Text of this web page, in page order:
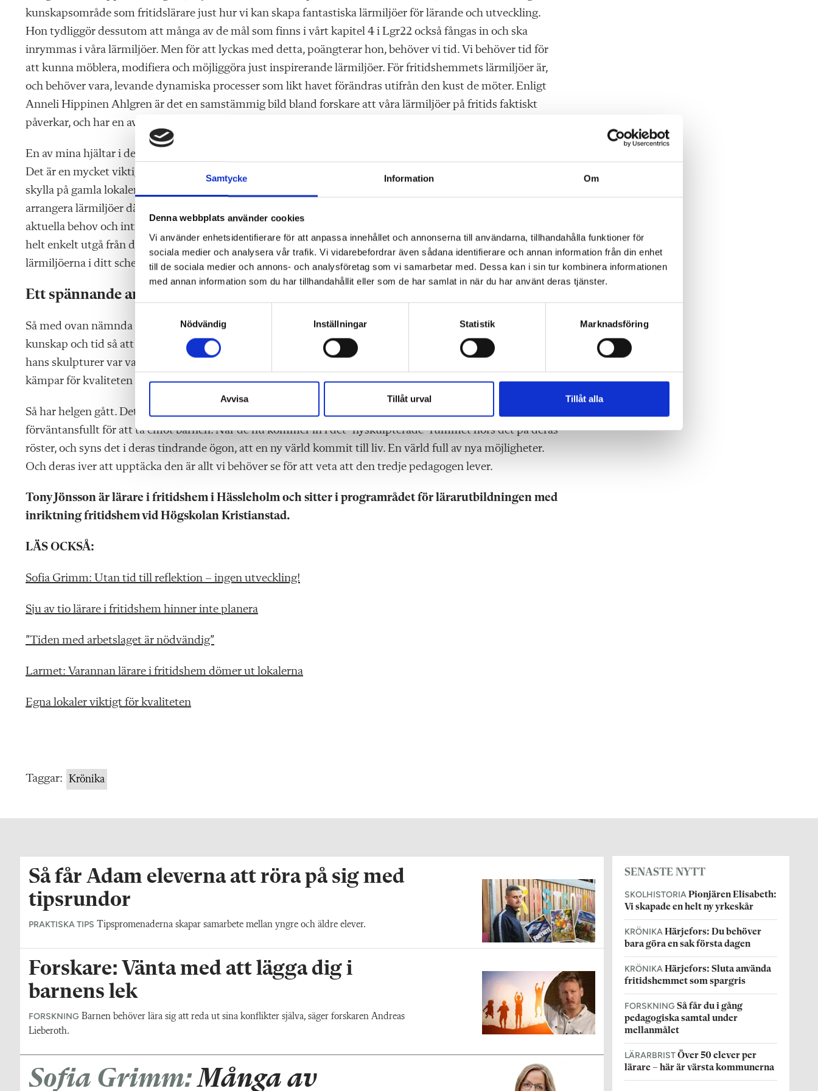
Samtycke Information Om
Denna webbplats använder cookies
Vi använder enhetsidentifierare för att anpassa innehållet och annonserna till användarna, tillhandahålla funktioner för
sociala medier och analysera vår trafik. Vi vidarebefordrar även sådana identifierare och annan information från din enhet
till de sociala medier och annons- och analysföretag som vi samarbetar med. Dessa kan i sin tur kombinera informationen
med annan information som du har tillhandahållit eller som de har samlat in när du har använt deras tjänster.
y
e
s
l
Nödvändig Inställningar Statistik Marknadsföring
Avvisa Tillåt urval Tillåt alla
kunskapsområde som fritidslärare just hur vi kan skapa fantastiska lärmiljöer för lärande och utveckling.
Hon tydliggör dessutom att många av de mål som finns i vårt kapitel 4 i Lgr22 också fångas in och ska
inrymmas i våra lärmiljöer. Men för att lyckas med detta, poängterar hon, behöver vi tid. Vi behöver tid för
att kunna möblera, modifiera och möjliggöra just inspirerande lärmiljöer. För fritidshemmets lärmiljöer är,
och behöver vara, levande dynamiska processer som likt havet förändras utifrån den kust de möter. Enligt
Anneli Hippinen Ahlgren är det en samstämmig bild bland forskare att våra lärmiljöer på fritids faktiskt
påverkar, och har en avgörande roll för att maximera barnens möjlighet till utveckling och lärande.
En av mina hjältar i detta yrke sa en gång till mig att ”Du får aldrig glömma bort
Det är en mycket viktig del av ditt uppdrag och för din yrkesroll och för ditt pedagogiska ansvar. Du kan inte
skylla på gamla lokaler, eller att du delar lokaler med skolan, har en tajt budget eller ont om tid. Konsten att
arrangera lärmiljöer där barnen kan finna meningsfullhet och utvecklingsmöjligheter som täcker deras
aktuella behov och intressen bör alltid stå väldigt högt upp på din agenda – kanske rent av högst upp! Du får
helt enkelt utgå från de lokaler du har, den aktuella budgeten, och sedan slåss för att få tillräckligt med tid för
lärmiljöerna i ditt schema.”
Ett spännande ansvar
Så med ovan nämnda resonemang i ryggsäcken råder det inga tvivel om att vi i vår yrkesroll behöver ha både
kunskap och tid så att vi likt Michelangelo kan försöka skulptera fritidshemmets lärmiljöer lika starka som
hans skulpturer var vackra. Åtminstone kan vi bära med den intentionen när vi står på barrikaderna och
kämpar för kvaliteten på våra fritidshem. Här bär vi på ett stort, men spännande ansvar.
Så har helgen gått. Det är måndag eftermiddag och när dörrarna till fritids öppnas står jag och min kollega
förväntansfullt för att ta emot barnen. När de nu kommer in i det ”nyskulpterade” rummet hörs det på deras
röster, och syns det i deras tindrande ögon, att en ny värld kommit till liv. En värld full av nya möjligheter.
Och deras iver att upptäcka den är allt vi behöver se för att veta att den tredje pedagogen lever.
Tony Jönsson är lärare i fritidshem i Hässleholm och sitter i programrådet för lärarutbildningen med
inriktning fritidshem vid Högskolan Kristianstad.
LÄS OCKSÅ:
Sofia Grimm: Utan tid till reflektion – ingen utveckling!
Sju av tio lärare i fritidshem hinner inte planera
”Tiden med arbetslaget är nödvändig”
Larmet: Varannan lärare i fritidshem dömer ut lokalerna
Egna lokaler viktigt för kvaliteten
Taggar: Krönika
Så får Adam eleverna att röra på sig med
tipsrundor
PRAKTISKA TIPS Tipspromenaderna skapar samarbete mellan yngre och äldre elever.
Forskare: Vänta med att lägga dig i
barnens lek
FORSKNING Barnen behöver lära sig att reda ut sina konflikter själva, säger forskaren Andreas
Lieberoth.
Sofia Grimm:Många av
SENASTE NYTT
SKOLHISTORIA Pionjären Elisabeth:
Vi skapade en helt ny yrkeskår
KRÖNIKA Härjefors: Du behöver
bara göra en sak första dagen
KRÖNIKA Härjefors: Sluta använda
fritidshemmet som spargris
FORSKNING Så får du i gång
pedagogiska samtal under
mellanmålet
LÄRARBRIST Över 50 elever per
lärare – här är värsta kommunerna